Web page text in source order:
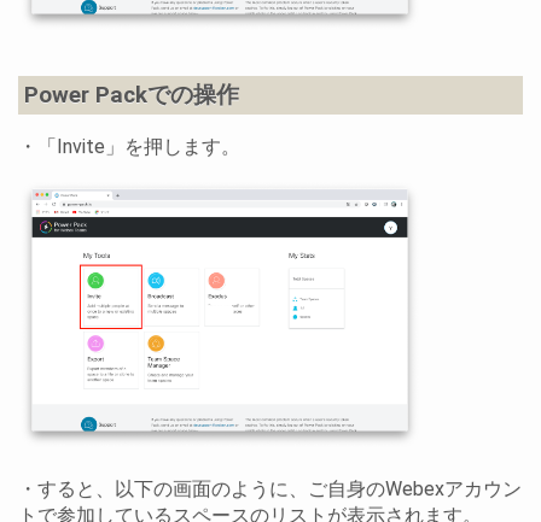
Power Packでの操作
・「Invite」を押します。
・すると、以下の画面のように、ご自身のWebexアカウン
トで参加しているスペースのリストが表示されます。